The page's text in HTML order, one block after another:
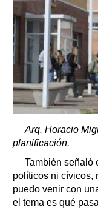
Arq. Horacio
planificación.
También señaló
políticos ni cívicos,
puedo venir con
el tema es qué